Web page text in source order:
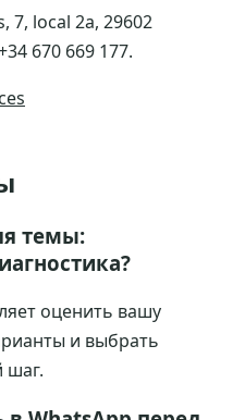
7, local 2a, 29602
670 669 177.
темы:
оценить вашу
и выбрать
шаг.